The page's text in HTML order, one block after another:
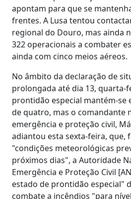
apontam para que se
frentes. A Lusa tentou
regional do Douro, mas ainda
322 operacionais a combater
ainda com cinco meios aéreos.
No âmbito da declaração de
prolongada até dia 13, quarta-
prontidão especial mantém-se
de quatro, mas o comandante
emergência e proteção civil,
adiantou esta sexta-feira, que,
"condições meteorológicas
próximos dias", a Autoridade
Emergência e Proteção Civil
estado de prontidão especial"
combate a incêndios "para